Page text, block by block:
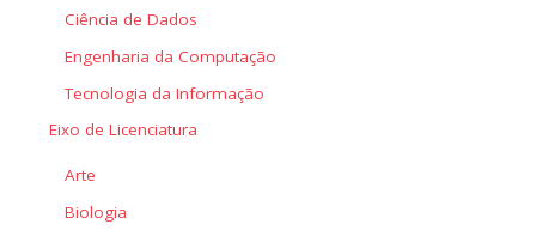
Ciência de Dados
Engenharia da Computação
Tecnologia da Informação
Eixo de Licenciatura
Arte
Biologia